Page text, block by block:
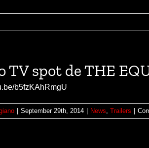
TV spot de THE
b5fzKAhRmgU
September 29th, 2014 News, Trailers